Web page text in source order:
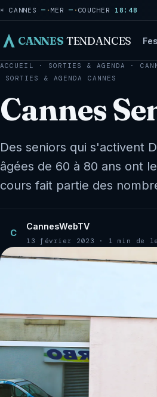
☀ CANNES— · MER— · COUCHER 18:48
CANNES TENDANCES
ACCUEIL · SORTIES & AGENDA ·
SORTIES & AGENDA
CANNES
Cannes
Des seniors qui s'activent
âgées de 60 à 80 ans ont
cours fait partie des
C
CannesWebTV
13 février 2023 · 1 min de